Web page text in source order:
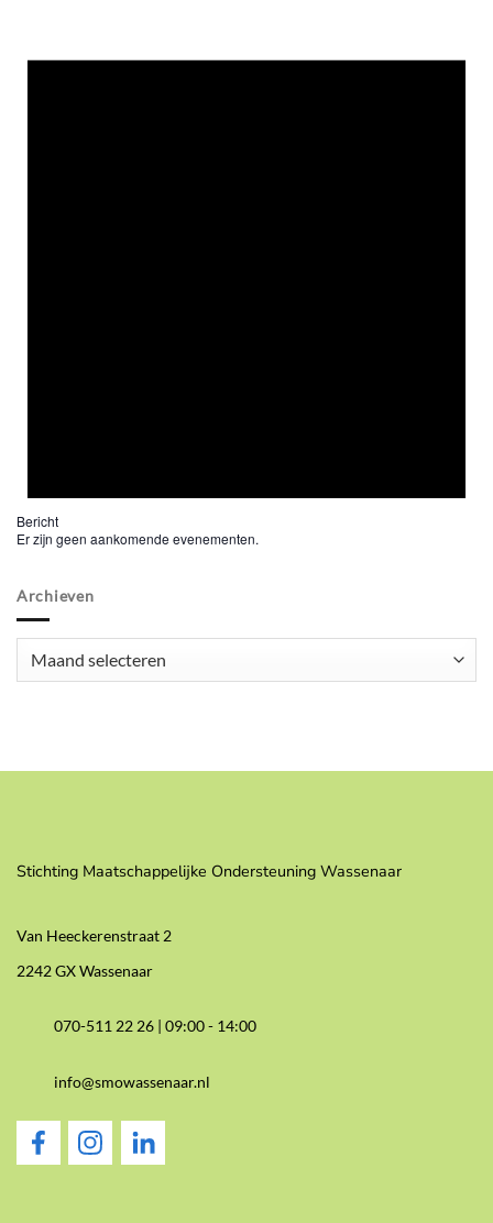
Bericht
Er zijn geen aankomende evenementen.
Archieven
Stichting Maatschappelijke Ondersteuning Wassenaar
Van Heeckerenstraat 2
2242 GX Wassenaar
070-511 22 26 |09:00 - 14:00
info@smowassenaar.nl